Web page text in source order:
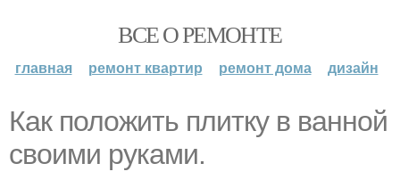
ВСЕ О РЕМОНТЕ
главная ремонт квартир ремонт дома дизайн
Как положить плитку в ванной
своими руками.